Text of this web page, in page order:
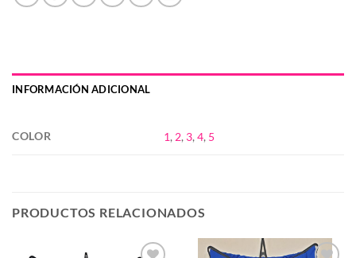
INFORMACIÓN ADICIONAL
COLOR 1, 2, 3,4, 5
PRODUCTOS RELACIONADOS